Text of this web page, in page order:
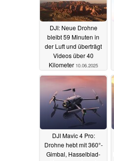
DJI: Neue Drohne
bleibt 59 Minuten in
der Luft und überträgt
Videos über 40
Kilometer 10.06.2025
DJI Mavic 4 Pro:
Drohne hebt mit 360°-
Gimbal, Hasselblad-